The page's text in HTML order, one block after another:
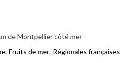
de Montpellier côté mer
Fruits de mer Régionales françaises